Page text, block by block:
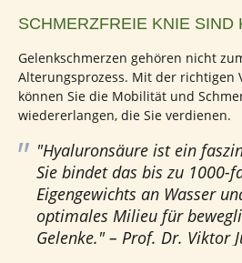
SCHMERZFREIE KNIE SIND
Gelenkschmerzen gehören nicht
Alterungsprozess. Mit der richtigen
können Sie die Mobilität und
wiedererlangen, die Sie verdienen.
"Hyaluronsäure ist ein
Sie bindet das bis zu 1000-
Eigengewichts an Wasser
optimales Milieu für
Gelenke." – Prof. Dr. Viktor